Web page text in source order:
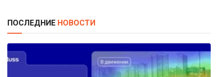
ПОСЛЕДНИЕ НОВОСТИ